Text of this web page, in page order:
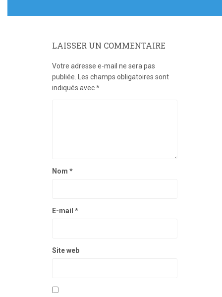
LAISSER UN COMMENTAIRE
Votre adresse e-mail ne sera pas
publiée.
Les champs obligatoires sont
indiqués avec*
Nom *
E-mail *
Site web